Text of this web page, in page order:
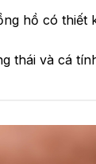
hồ có thiết
thái và cá